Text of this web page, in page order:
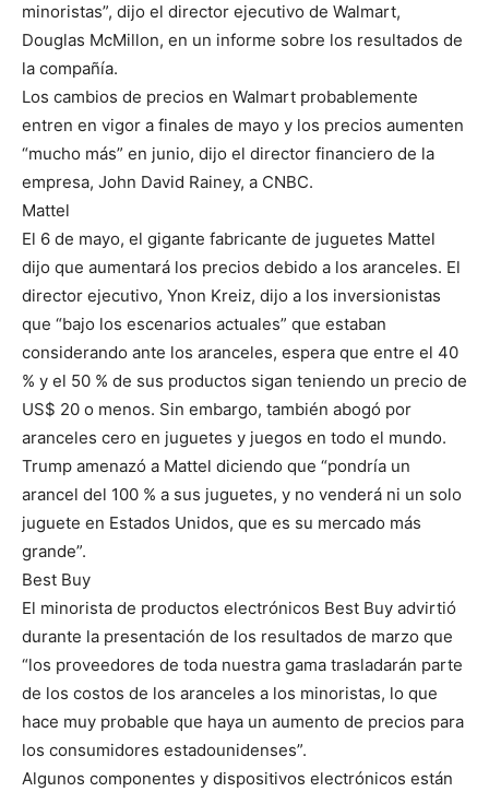
minoristas”, dijo el director ejecutivo de Walmart,
Douglas McMillon, en un informe sobre los resultados de
la compañía.
Los cambios de precios en Walmart probablemente
entren en vigor a finales de mayo y los precios aumenten
“mucho más” en junio, dijo el director financiero de la
empresa, John David Rainey, a CNBC.
Mattel
El 6 de mayo, el gigante fabricante de juguetes Mattel
dijo que aumentará los precios debido a los aranceles. El
director ejecutivo, Ynon Kreiz, dijo a los inversionistas
que “bajo los escenarios actuales” que estaban
considerando ante los aranceles, espera que entre el 40
% y el 50 % de sus productos sigan teniendo un precio de
US$ 20 o menos. Sin embargo, también abogó por
aranceles cero en juguetes y juegos en todo el mundo.
Trump amenazó a Mattel diciendo que “pondría un
arancel del 100 % a sus juguetes, y no venderá ni un solo
juguete en Estados Unidos, que es su mercado más
grande”.
Best Buy
El minorista de productos electrónicos Best Buy advirtió
durante la presentación de los resultados de marzo que
“los proveedores de toda nuestra gama trasladarán parte
de los costos de los aranceles a los minoristas, lo que
hace muy probable que haya un aumento de precios para
los consumidores estadounidenses”.
Algunos componentes y dispositivos electrónicos están